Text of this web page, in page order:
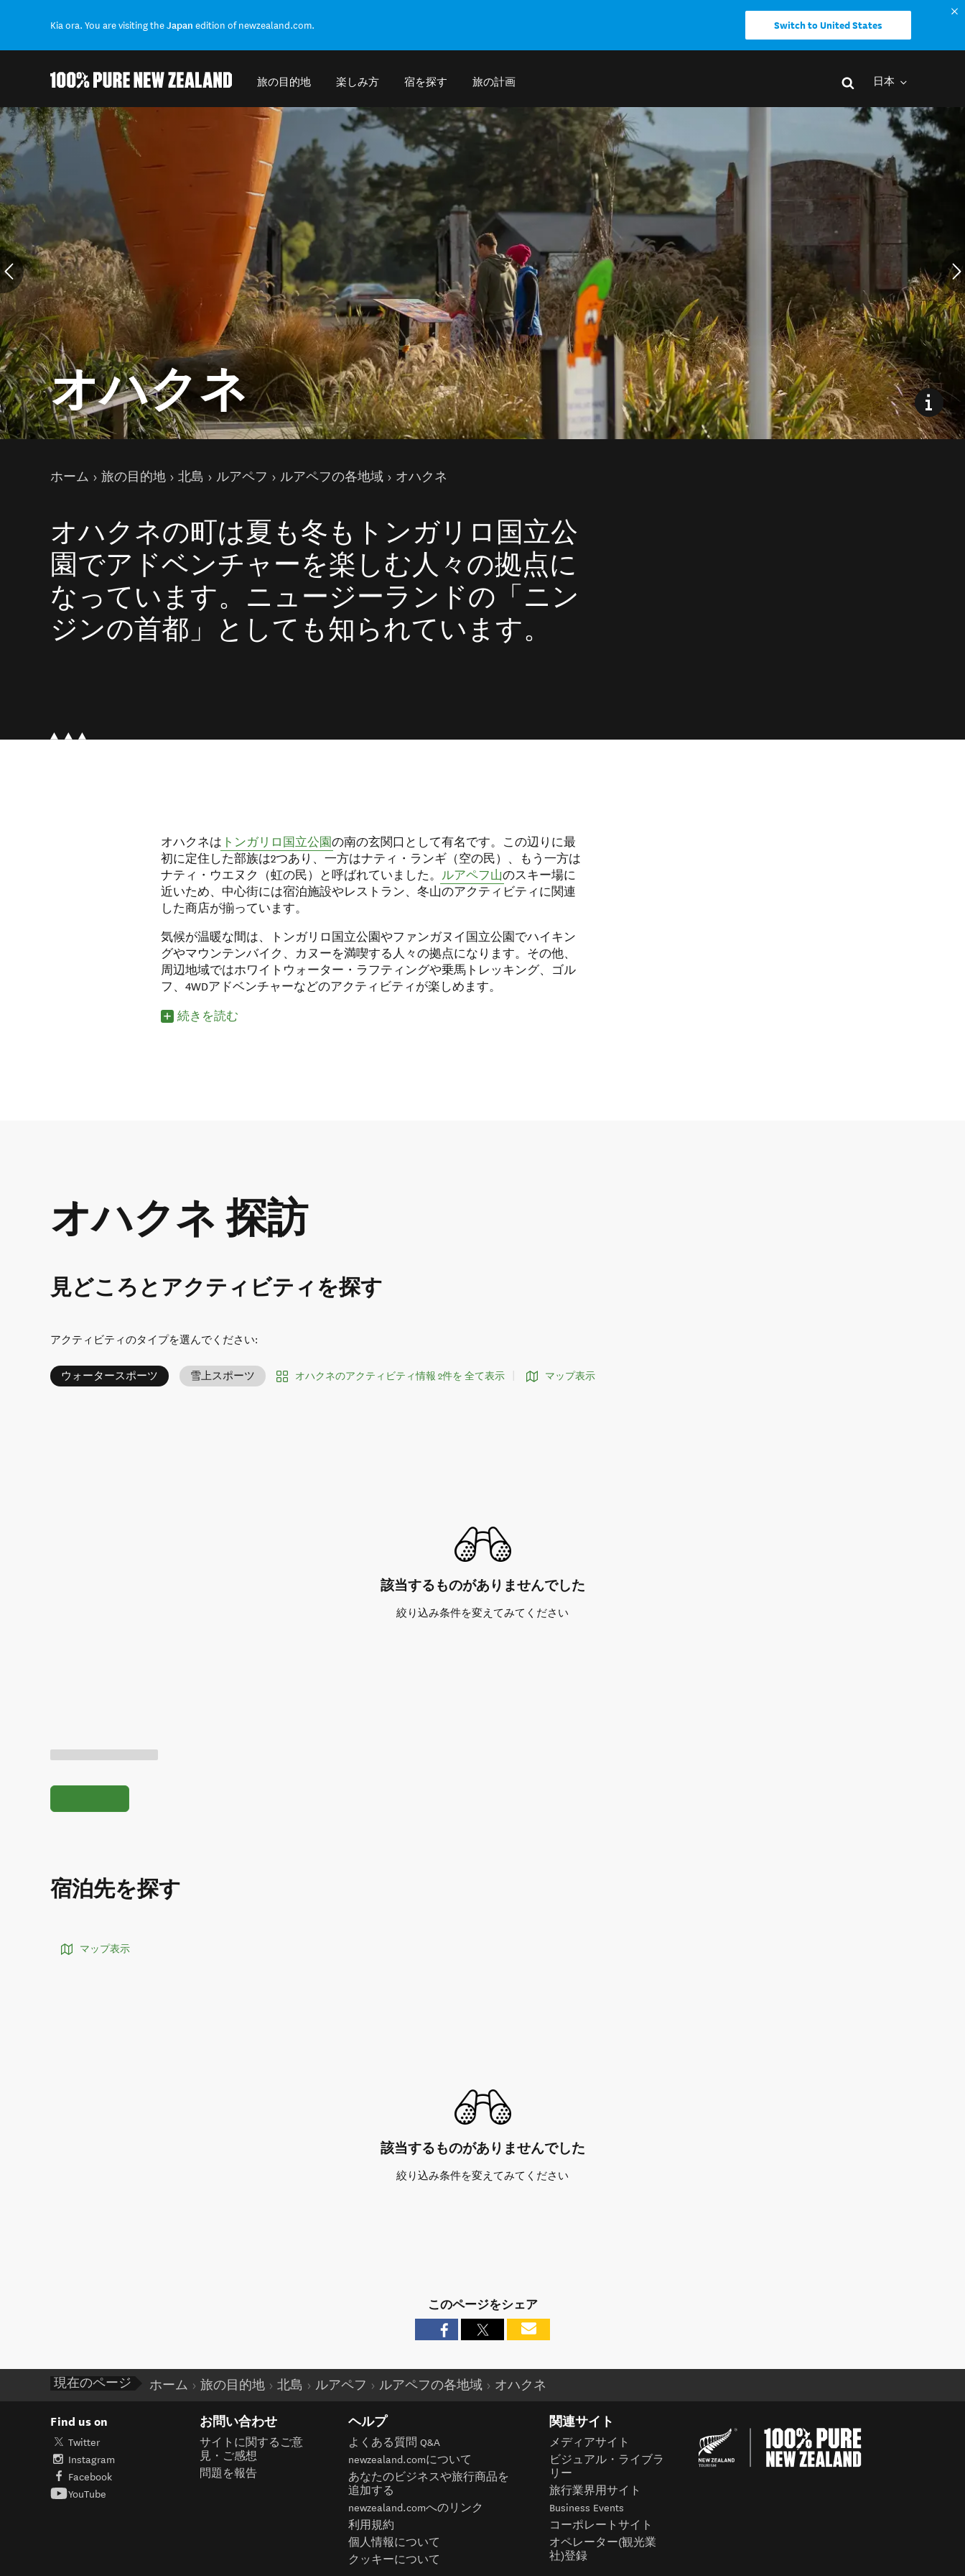
Kia ora. You are visiting theJapan edition of newzealand.com. Switch to United States
旅の目的地 楽しみ方 宿を探す 旅の計画 日本
結果に戻る
オハクネ
現在のページ
ホーム 旅の目的地 北島 ルアペフ ルアペフの各地域 オハクネ
オハクネの町は夏も冬もトンガリロ国立公
園でアドベンチャーを楽しむ人々の拠点に
なっています。ニュージーランドの「ニン
ジンの首都」としても知られています。
オハクネは トンガリロ国立公園の南の玄関口として有名です。この辺りに最
初に定住した部族は2つあり、一方はナティ・ランギ（空の民）、もう一方は
ナティ・ウエヌク（虹の民）と呼ばれていました。 ルアペフ山のスキー場に
近いため、中心街には宿泊施設やレストラン、冬山のアクティビティに関連
した商店が揃っています。
気候が温暖な間は、トンガリロ国立公園やファンガヌイ国立公園でハイキン
グやマウンテンバイク、カヌーを満喫する人々の拠点になります。その他、
周辺地域ではホワイトウォーター・ラフティングや乗馬トレッキング、ゴル
フ、4WDアドベンチャーなどのアクティビティが楽しめます。
続きを読む
オハクネ 探訪
見どころとアクティビティを探す
アクティビティのタイプを選んでください:
ウォータースポーツ 雪上スポーツ オハクネのアクティビティ情報 2件を 全て表示 マップ表示
該当するものがありませんでした
絞り込み条件を変えてみてください
宿泊先を探す
マップ表示
該当するものがありませんでした
絞り込み条件を変えてみてください
このページをシェア
現在のページ ホーム 旅の目的地 北島 ルアペフ ルアペフの各地域 オハクネ
Find us on
Twitter
Instagram
Facebook
YouTube
お問い合わせ
サイトに関するご意
見・ご感想
問題を報告
ヘルプ
よくある質問 Q&A
newzealand.comについて
あなたのビジネスや旅行商品を
追加する
newzealand.comへのリンク
利用規約
個人情報について
クッキーについて
関連サイト
メディアサイト
ビジュアル・ライブラ
リー
旅行業界用サイト
Business Events
コーポレートサイト
オペレーター(観光業
社)登録